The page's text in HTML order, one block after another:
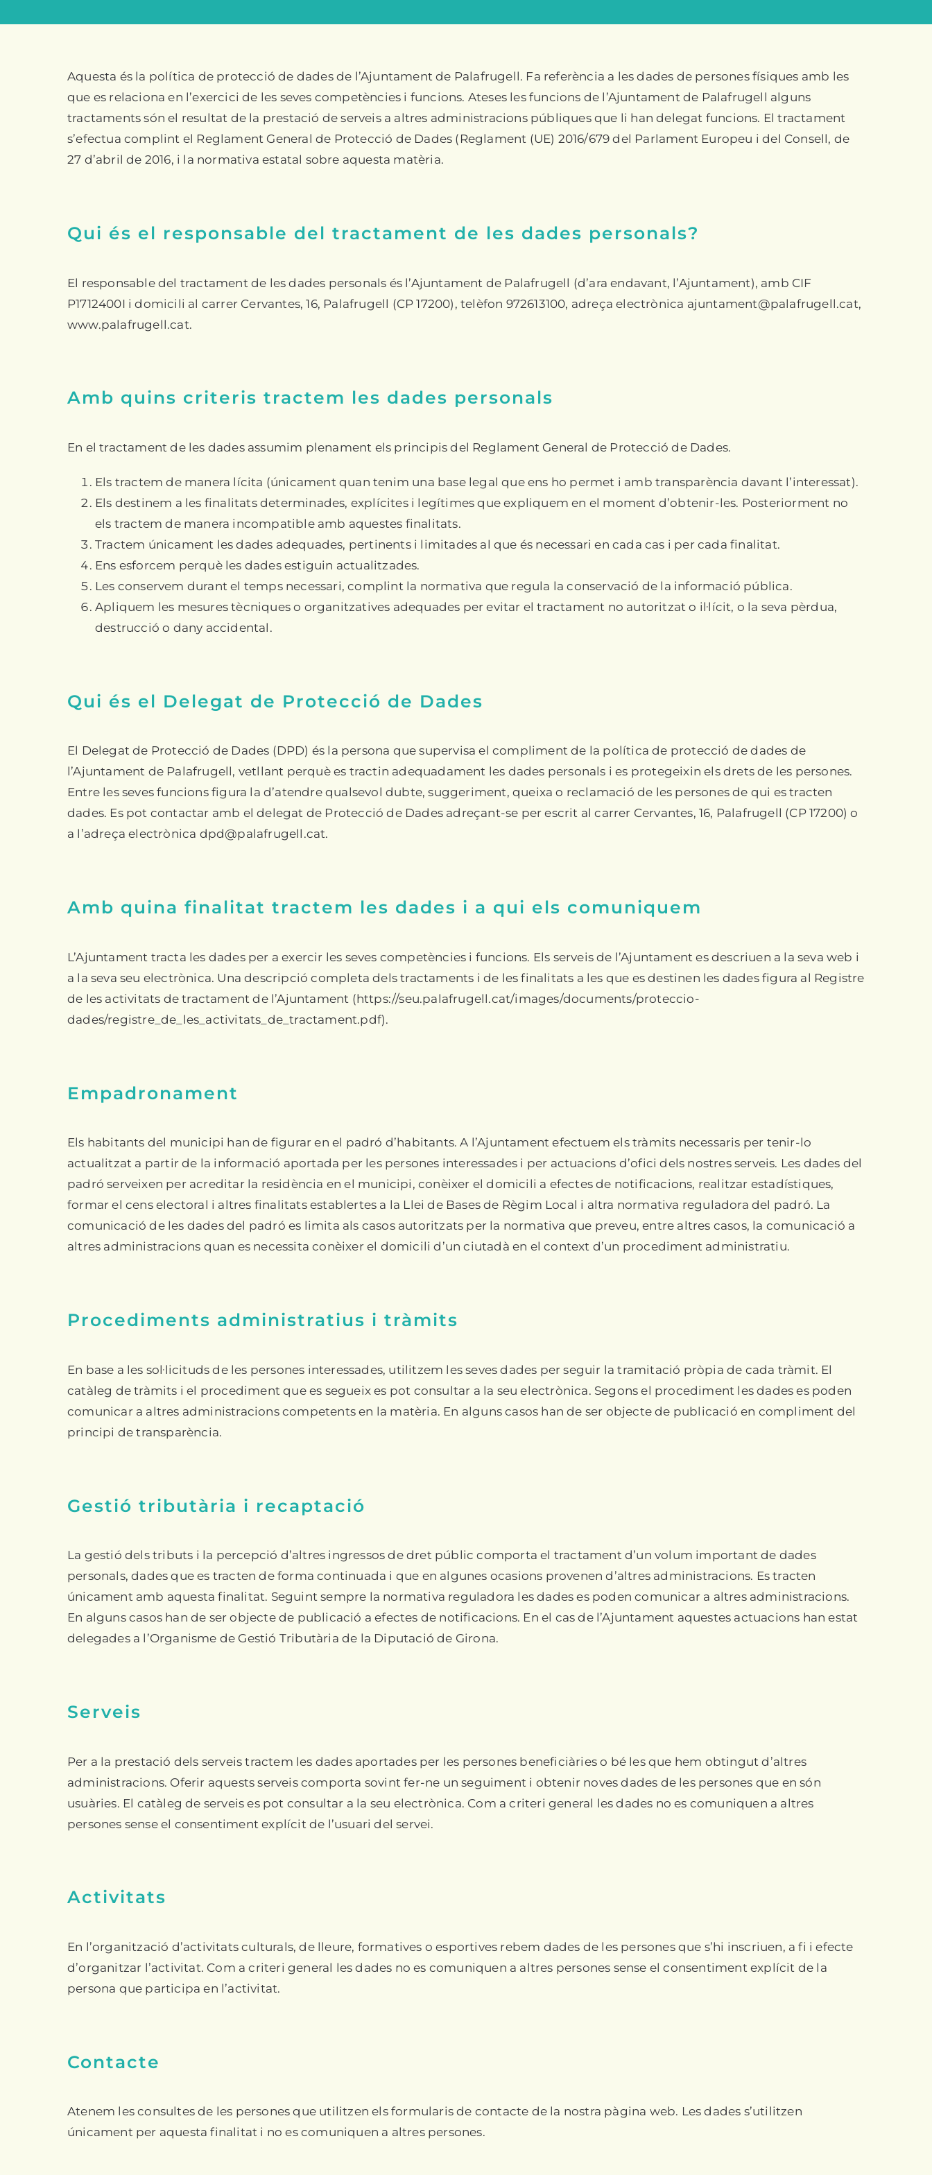
Aquesta és la política de protecció de dades de l’Ajuntament de Palafrugell. Fa referència a les dades de persones físiques amb les
que es relaciona en l’exercici de les seves competències i funcions. Ateses les funcions de l’Ajuntament de Palafrugell alguns
tractaments són el resultat de la prestació de serveis a altres administracions públiques que li han delegat funcions. El tractament
s’efectua complint el Reglament General de Protecció de Dades (Reglament (UE) 2016/679 del Parlament Europeu i del Consell, de
27 d’abril de 2016, i la normativa estatal sobre aquesta matèria.
Qui és el responsable del tractament de les dades personals?
El responsable del tractament de les dades personals és l’Ajuntament de Palafrugell (d’ara endavant, l’Ajuntament), amb CIF
P1712400I i domicili al carrer Cervantes, 16, Palafrugell (CP 17200), telèfon 972613100, adreça electrònica ajuntament@palafrugell.cat,
www.palafrugell.cat.
Amb quins criteris tractem les dades personals
En el tractament de les dades assumim plenament els principis del Reglament General de Protecció de Dades.
Els tractem de manera lícita (únicament quan tenim una base legal que ens ho permet i amb transparència davant l’interessat).
Els destinem a les finalitats determinades, explícites i legítimes que expliquem en el moment d’obtenir-les. Posteriorment no
els tractem de manera incompatible amb aquestes finalitats.
Tractem únicament les dades adequades, pertinents i limitades al que és necessari en cada cas i per cada finalitat.
Ens esforcem perquè les dades estiguin actualitzades.
Les conservem durant el temps necessari, complint la normativa que regula la conservació de la informació pública.
Apliquem les mesures tècniques o organitzatives adequades per evitar el tractament no autoritzat o il·lícit, o la seva pèrdua,
destrucció o dany accidental.
Qui és el Delegat de Protecció de Dades
El Delegat de Protecció de Dades (DPD) és la persona que supervisa el compliment de la política de protecció de dades de
l’Ajuntament de Palafrugell, vetllant perquè es tractin adequadament les dades personals i es protegeixin els drets de les persones.
Entre les seves funcions figura la d’atendre qualsevol dubte, suggeriment, queixa o reclamació de les persones de qui es tracten
dades. Es pot contactar amb el delegat de Protecció de Dades adreçant-se per escrit al carrer Cervantes, 16, Palafrugell (CP 17200) o
a l’adreça electrònica dpd@palafrugell.cat.
Amb quina finalitat tractem les dades i a qui els comuniquem
L’Ajuntament tracta les dades per a exercir les seves competències i funcions. Els serveis de l’Ajuntament es descriuen a la seva web i
a la seva seu electrònica. Una descripció completa dels tractaments i de les finalitats a les que es destinen les dades figura al Registre
de les activitats de tractament de l’Ajuntament (https://seu.palafrugell.cat/images/documents/proteccio-
dades/registre_de_les_activitats_de_tractament.pdf).
Empadronament
Els habitants del municipi han de figurar en el padró d’habitants. A l’Ajuntament efectuem els tràmits necessaris per tenir-lo
actualitzat a partir de la informació aportada per les persones interessades i per actuacions d’ofici dels nostres serveis. Les dades del
padró serveixen per acreditar la residència en el municipi, conèixer el domicili a efectes de notificacions, realitzar estadístiques,
formar el cens electoral i altres finalitats establertes a la Llei de Bases de Règim Local i altra normativa reguladora del padró. La
comunicació de les dades del padró es limita als casos autoritzats per la normativa que preveu, entre altres casos, la comunicació a
altres administracions quan es necessita conèixer el domicili d’un ciutadà en el context d’un procediment administratiu.
Procediments administratius i tràmits
En base a les sol·licituds de les persones interessades, utilitzem les seves dades per seguir la tramitació pròpia de cada tràmit. El
catàleg de tràmits i el procediment que es segueix es pot consultar a la seu electrònica. Segons el procediment les dades es poden
comunicar a altres administracions competents en la matèria. En alguns casos han de ser objecte de publicació en compliment del
principi de transparència.
Gestió tributària i recaptació
La gestió dels tributs i la percepció d’altres ingressos de dret públic comporta el tractament d’un volum important de dades
personals, dades que es tracten de forma continuada i que en algunes ocasions provenen d’altres administracions. Es tracten
únicament amb aquesta finalitat. Seguint sempre la normativa reguladora les dades es poden comunicar a altres administracions.
En alguns casos han de ser objecte de publicació a efectes de notificacions. En el cas de l’Ajuntament aquestes actuacions han estat
delegades a l’Organisme de Gestió Tributària de la Diputació de Girona.
Serveis
Per a la prestació dels serveis tractem les dades aportades per les persones beneficiàries o bé les que hem obtingut d’altres
administracions. Oferir aquests serveis comporta sovint fer-ne un seguiment i obtenir noves dades de les persones que en són
usuàries. El catàleg de serveis es pot consultar a la seu electrònica. Com a criteri general les dades no es comuniquen a altres
persones sense el consentiment explícit de l’usuari del servei.
Activitats
En l’organització d’activitats culturals, de lleure, formatives o esportives rebem dades de les persones que s’hi inscriuen, a fi i efecte
d’organitzar l’activitat. Com a criteri general les dades no es comuniquen a altres persones sense el consentiment explícit de la
persona que participa en l’activitat.
Contacte
Atenem les consultes de les persones que utilitzen els formularis de contacte de la nostra pàgina web. Les dades s’utilitzen
únicament per aquesta finalitat i no es comuniquen a altres persones.